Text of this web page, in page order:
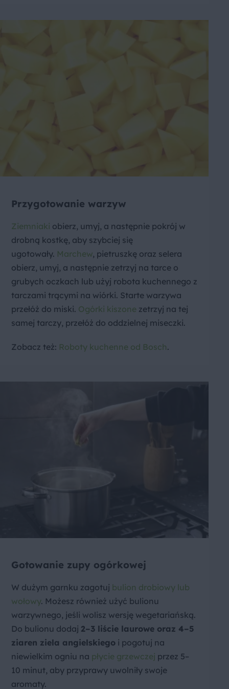
Przygotowanie warzyw
Ziemniaki obierz, umyj, a następnie pokrój w
drobną kostkę, aby szybciej się
ugotowały. Marchew, pietruszkę oraz selera
obierz, umyj, a następnie zetrzyj na tarce o
grubych oczkach lub użyj robota kuchennego z
tarczami trącymi na wiórki. Starte warzywa
przełóż do miski. Ogórki kiszone zetrzyj na tej
samej tarczy, przełóż do oddzielnej miseczki.
Zobacz też: Roboty kuchenne od Bosch.
Gotowanie zupy ogórkowej
W dużym garnku zagotuj bulion drobiowy lub
wołowy. Możesz również użyć bulionu
warzywnego, jeśli wolisz wersję wegetariańską.
Do bulionu dodaj 2–3 liście laurowe oraz 4–5
ziaren ziela angielskiego i pogotuj na
niewielkim ogniu na płycie grzewczej przez 5–
10 minut, aby przyprawy uwolniły swoje
aromaty.